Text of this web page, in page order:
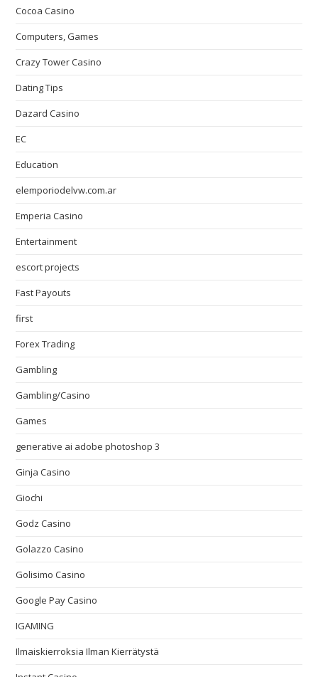
Cocoa Casino
Computers, Games
Crazy Tower Сasino
Dating Tips
Dazard Casino
EC
Education
elemporiodelvw.com.ar
Emperia Casino
Entertainment
escort projects
Fast Payouts
first
Forex Trading
Gambling
Gambling/Casino
Games
generative ai adobe photoshop 3
Ginja Casino
Giochi
Godz Casino
Golazzo Casino
Golisimo Casino
Google Pay Casino
IGAMING
Ilmaiskierroksia Ilman Kierrätystä